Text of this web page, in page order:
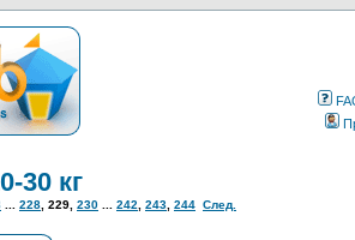
30 кг
228 229 230 242 243 244 След.